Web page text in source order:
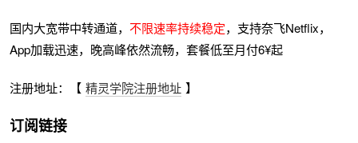
国内大宽带中转通道，不限速率持续稳定，支持奈飞Netflix，
App加载迅速，晚高峰依然流畅，套餐低至月付6¥起
注册地址：【 精灵学院注册地址 】
订阅链接